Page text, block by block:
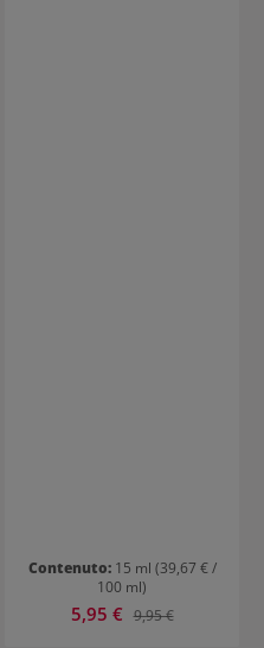
Contenuto: 15 ml (39,67 € /
100 ml)
Prezzo di vendita:
5,95 € Prezzo normale:
9,95 €